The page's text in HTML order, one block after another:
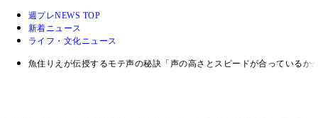
週プレNEWS TOP
新着ニュース
ライフ・文化ニュース
魚住りえが伝授するモテ声の秘訣「声の高さとスピードが合っているか